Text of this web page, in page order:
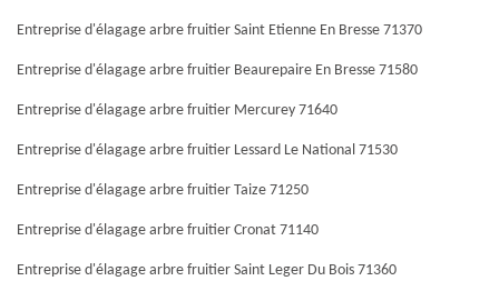
Entreprise d'élagage arbre fruitier Saint Etienne En Bresse 71370
Entreprise d'élagage arbre fruitier Beaurepaire En Bresse 71580
Entreprise d'élagage arbre fruitier Mercurey 71640
Entreprise d'élagage arbre fruitier Lessard Le National 71530
Entreprise d'élagage arbre fruitier Taize 71250
Entreprise d'élagage arbre fruitier Cronat 71140
Entreprise d'élagage arbre fruitier Saint Leger Du Bois 71360